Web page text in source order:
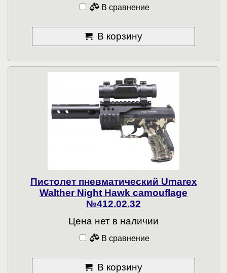
В сравнение
В корзину
Пистолет пневматический Umarex
Walther Night Hawk camouflage
№412.02.32
Цена нет в наличии
В сравнение
В корзину